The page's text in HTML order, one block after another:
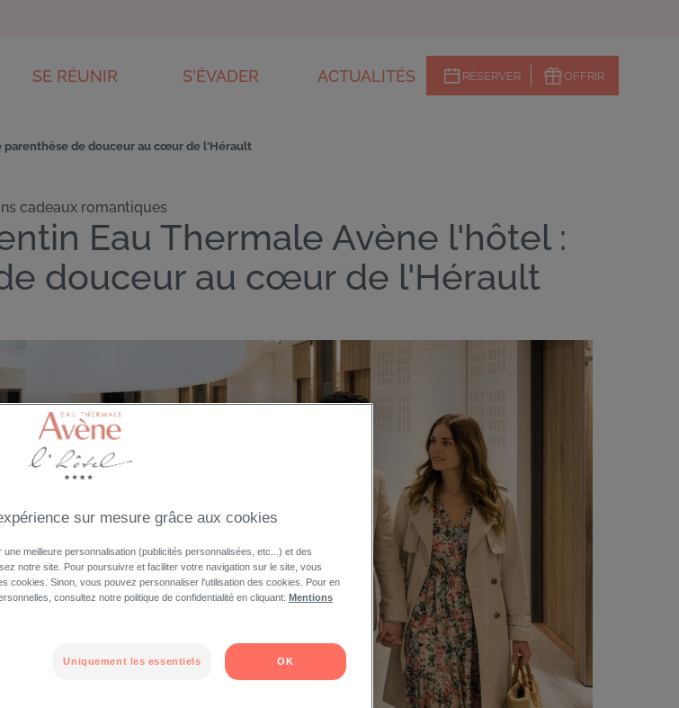
Menu
RÉSERVER OFFRIR
SE RÉUNIR S'ÉVADER
ENVIRONNEMENT & ÉCO-
ACTUALITÉS
parenthèse de douceur au cœur de l'Hérault
cadeaux romantiques
Eau Thermale Avène l'hôtel :
douceur au cœur de l'Hérault
sur mesure grâce aux cookies
meilleure personnalisation (publicités personnalisées, etc...) et des
notre site. Pour poursuivre et faciliter votre navigation sur le site, vous
cookies. Sinon, vous pouvez personnaliser l'utilisation des cookies. Pour en
consultez notre politique de confidentialité en cliquant: Mentions
Uniquement les essentiels OK